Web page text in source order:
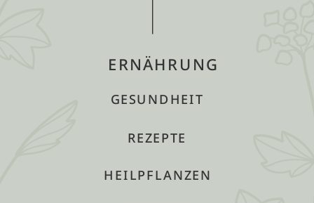
ERNÄHRUNG
GESUNDHEIT
REZEPTE
HEILPFLANZEN